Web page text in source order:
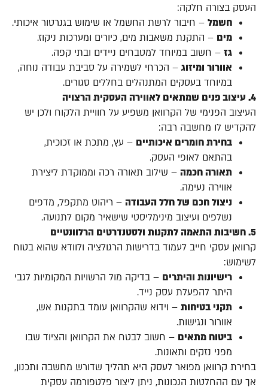
העסק בצורה חלקה:
חשמל – חיבור לרשת החשמל או שימוש בגנרטור איכותי.
מים – התקנת משאבות מים, כיורים ומערכות ניקוז.
גז – חשוב במיוחד למטבחים ניידים ובתי קפה.
אוורור ומיזוג – הכרחי לשמירה על סביבת עבודה נוחה,
במיוחד בעסקים המתנהלים בחללים סגורים.
4. עיצוב פנים שמתאים לאווירה העסקית הרצויה
העיצוב הפנימי של הקרוואן משפיע על חוויית הלקוח ולכן יש
להקדיש לו מחשבה רבה:
בחירת חומרים איכותיים – עץ, מתכת או זכוכית,
בהתאם לאופי העסק.
תאורה חכמה – שילוב תאורה רכה וממוקדת ליצירת
אווירה נעימה.
ניצול חכם של חלל העבודה – ריהוט מתקפל, מדפים
נשלפים ועיצוב מינימליסטי שישאיר מקום לתנועה.
5. חשיבות התאמה לתקנות ולסטנדרטים הרלוונטיים
קרוואן עסקי חייב לעמוד בדרישות הרגולציה ולוודא שהוא בטוח
לשימוש:
רישיונות והיתרים – בדיקה מול הרשויות המקומיות לגבי
היתר להפעלת עסק נייד.
תקני בטיחות – וידוא שהקרוואן עומד בתקנות אש,
אוורור ונגישות.
ביטוח מתאים – חשוב לבטח את הקרוואן והציוד שבו
מפני נזקים ותאונות.
בחירת קרוואן מפואר לעסק היא תהליך שדורש מחשבה ותכנון,
אך עם ההחלטות הנכונות, ניתן ליצור פלטפורמה עסקית